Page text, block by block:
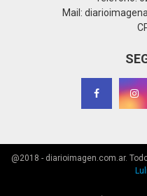
Mail:
@2018 - diarioimagen.com.ar.